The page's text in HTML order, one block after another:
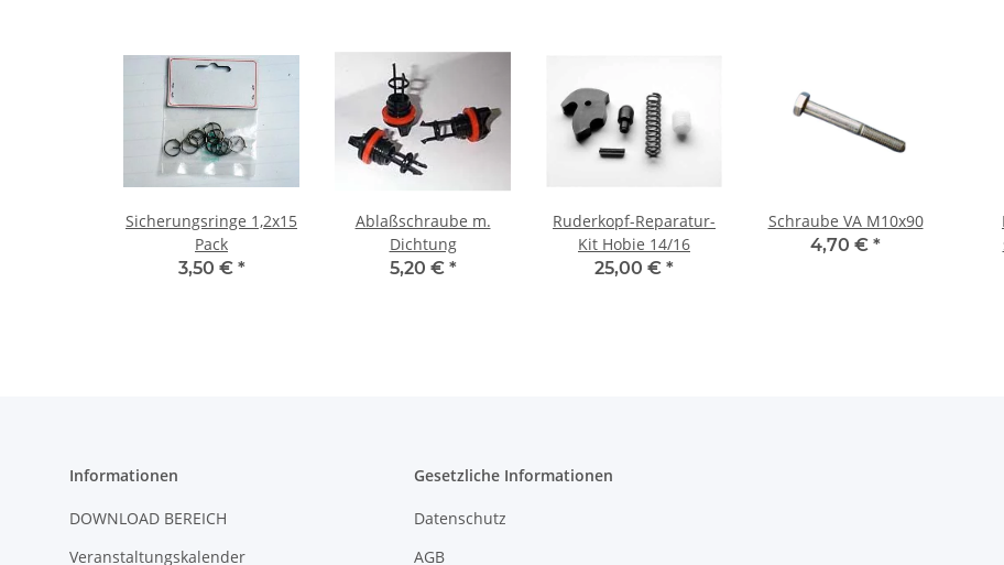
Sicherungsringe 1,2x15
Pack
3,50 € *
Ablaßschraube m.
Dichtung
5,20 € *
Ruderkopf-Reparatur-
Kit Hobie 14/16
25,00 € *
Schraube VA M10x90
4,70 € *
Informationen
DOWNLOAD BEREICH
Veranstaltungskalender
Gesetzliche Informationen
Datenschutz
AGB